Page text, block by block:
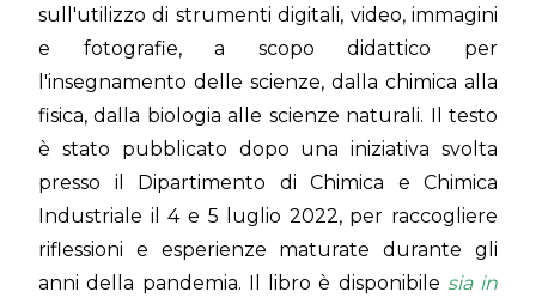
sull'utilizzo di strumenti digitali, video, immagini
e fotografie, a scopo didattico per
l'insegnamento delle scienze, dalla chimica alla
fisica, dalla biologia alle scienze naturali. Il testo
è stato pubblicato dopo una iniziativa svolta
presso il Dipartimento di Chimica e Chimica
Industriale il 4 e 5 luglio 2022, per raccogliere
riflessioni e esperienze maturate durante gli
anni della pandemia. Il libro è disponibile sia in